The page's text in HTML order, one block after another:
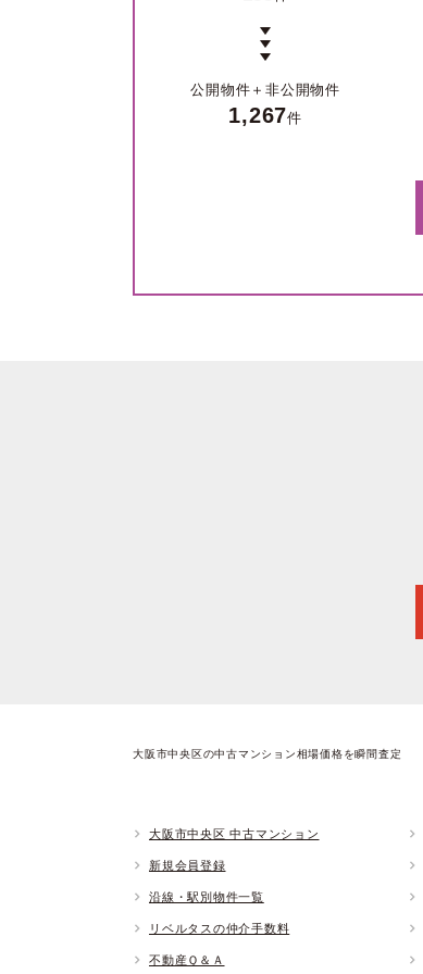
公開物件＋ 非公開物件
1,267件
大阪市中央区の中古マンション相場価格を瞬間査定
大阪市中央区 中古マンション
新規会員登録
沿線・駅別物件一覧
リベルタスの仲介手数料
不動産Ｑ＆Ａ